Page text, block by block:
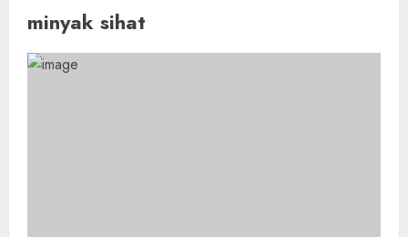
minyak sihat